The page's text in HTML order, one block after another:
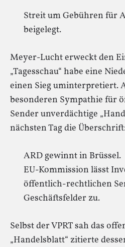
Streit um Gebühren für
beigelegt.
Meyer-Lucht erweckt den
„Tagesschau“ habe eine
einen Sieg uminterpretiert.
besonderen Sympathie für
Sender unverdächtige
nächsten Tag die Überschrift:
ARD gewinnt in Brüssel.
EU-Kommission lässt
öffentlich-rechtlichen
Geschäftsfelder zu.
Selbst der VPRT sah das
„Handelsblatt“ zitierte